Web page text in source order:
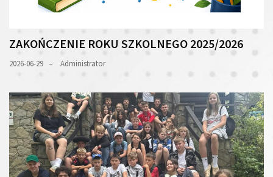
ZAKOŃCZENIE ROKU SZKOLNEGO 2025/2026
2026-06-29 Administrator